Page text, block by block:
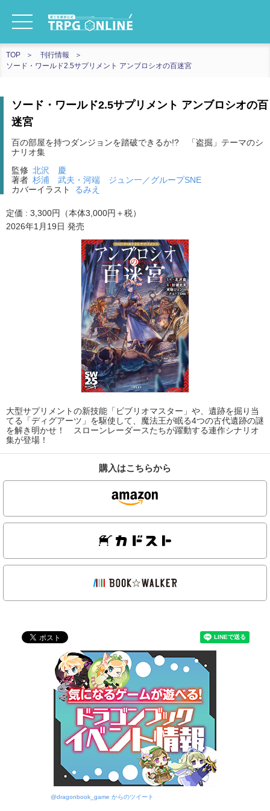
TOP
刊行情報
ソード・ワールド2.5サプリメント アンブロシオの百迷宮
ソード・ワールド2.5サプリメント アンブロシオの百
迷宮
百の部屋を持つダンジョンを踏破できるか!? 「盗掘」テーマのシ
ナリオ集
監修 北沢 慶
著者 杉浦 武夫・河端 ジュン一／グループSNE
カバーイラスト
るみえ
定価 : 3,300円（本体3,000円＋税）
2026年1月19日 発売
大型サプリメントの新技能「ビブリオマスター」や、遺跡を掘り当
てる「ディグアーツ」を駆使して、魔法王が眠る4つの古代遺跡の謎
を解き明かせ！ スローンレーダースたちが躍動する連作シナリオ
集が登場！
購入はこちらから
@dragonbook_game からのツイート